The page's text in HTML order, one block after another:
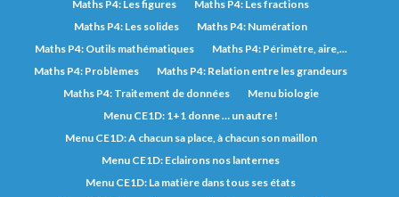
Maths P4: Les figures
Maths P4: Les fractions
Maths P4: Les solides
Maths P4: Numération
Maths P4: Outils mathématiques
Maths P4: Périmètre, aire,...
Maths P4: Problèmes
Maths P4: Relation entre les grandeurs
Maths P4: Traitement de données
Menu biologie
Menu CE1D: 1+1 donne … un autre !
Menu CE1D: A chacun sa place, à chacun son maillon
Menu CE1D: Eclairons nos lanternes
Menu CE1D: La matière dans tous ses états